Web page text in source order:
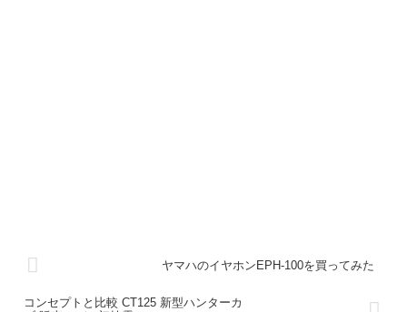
ヤマハのイヤホンEPH-100を買ってみた
コンセプトと比較 CT125 新型ハンターカ